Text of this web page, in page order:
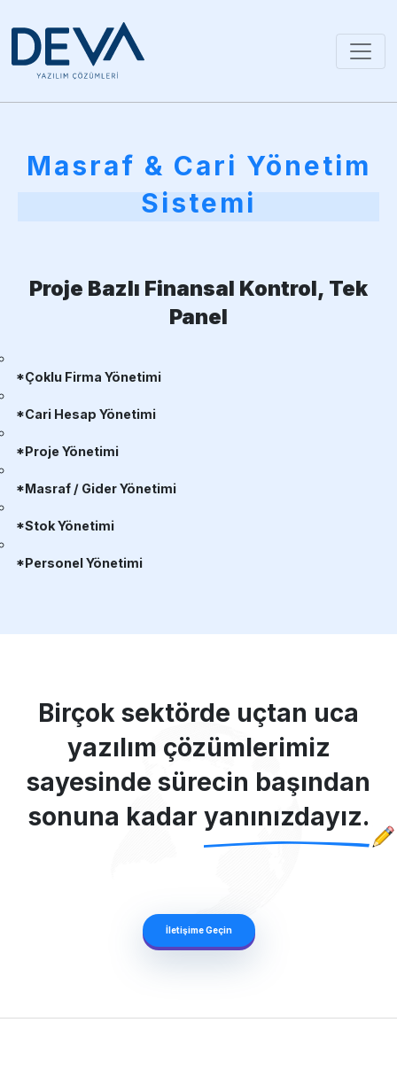
Masraf & Cari Yönetim
Sistemi
Proje Bazlı Finansal Kontrol, Tek
Panel
*Çoklu Firma Yönetimi
*Cari Hesap Yönetimi
*Proje Yönetimi
*Masraf / Gider Yönetimi
*Stok Yönetimi
*Personel Yönetimi
Birçok sektörde uçtan uca
yazılım çözümlerimiz
sayesinde sürecin başından
sonuna kadar yanınızdayız.
İletişime Geçin